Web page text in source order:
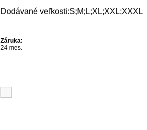
Dodávané veľkosti:S;M;L;XL;XXL;XXXL
Záruka:
24 mes.